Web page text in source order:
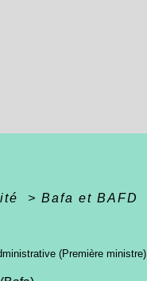
> Bafa et BAFD
(Première ministre)